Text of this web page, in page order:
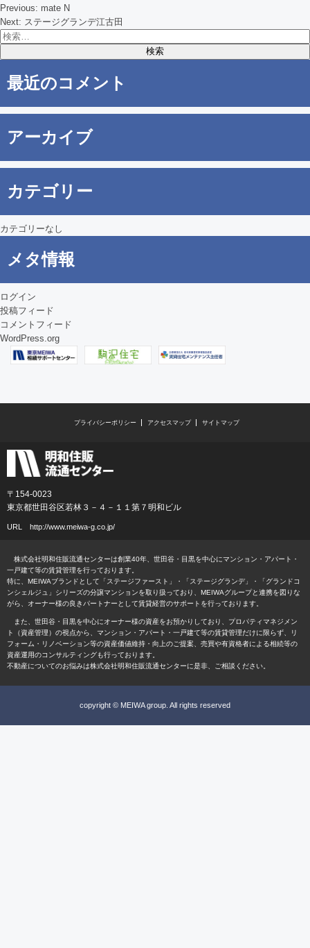
投
稿
ビ
ゲ
ー
シ
ョ
ン
Previous: mate N
Next: ステージグランデ江古田
検
索:
最近のコメント
アーカイブ
カテゴリー
カテゴリーなし
メタ情報
ログイン
投稿フィード
コメントフィード
WordPress.org
プライバシーポリシー アクセスマップ サイトマップ
〒154-0023
東京都世田谷区若林３－４－１１第７明和ビル
URL http://www.meiwa-g.co.jp/
株式会社明和住販流通センターは創業40年、世田谷・目黒を中心にマンション・アパート・
一戸建て等の賃貸管理を行っております。
特に、MEIWAブランドとして「ステージファースト」・「ステージグランデ」・「グランドコ
ンシェルジュ」シリーズの分譲マンションを取り扱っており、MEIWAグループと連携を図りな
がら、オーナー様の良きパートナーとして賃貸経営のサポートを行っております。
また、世田谷・目黒を中心にオーナー様の資産をお預かりしており、プロパティマネジメン
ト（資産管理）の視点から、マンション・アパート・一戸建て等の賃貸管理だけに限らず、リ
フォーム・リノベーション等の資産価値維持・向上のご提案、売買や有資格者による相続等の
資産運用のコンサルティングも行っております。
不動産についてのお悩みは株式会社明和住販流通センターに是非、ご相談ください。
copyright © MEIWA group. All rights reserved